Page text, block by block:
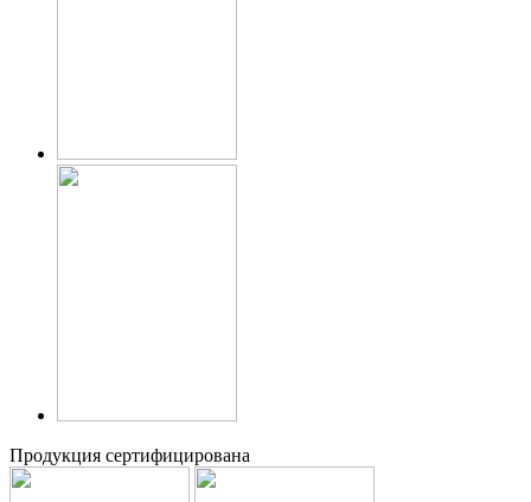
Продукция сертифицирована